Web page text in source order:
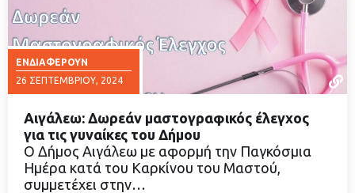
ΕΝΔΙΑΦΈΡΟΥΝ
26 ΣΕΠΤΕΜΒΡΊΟΥ, 2024
ΔΙΑΒΑΣΤΕ ΠΕΡΙΣΣΟΤΕΡΑ
Αιγάλεω: Δωρεάν μαστογραφικός έλεγχος
για τις γυναίκες του Δήμου
Ο Δήμος Αιγάλεω με αφορμή την Παγκόσμια
Ημέρα κατά του Καρκίνου του Μαστού,
συμμετέχει στην…